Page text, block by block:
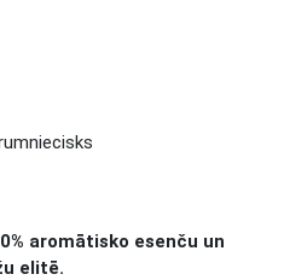
aromātisko esenču un
elitē.